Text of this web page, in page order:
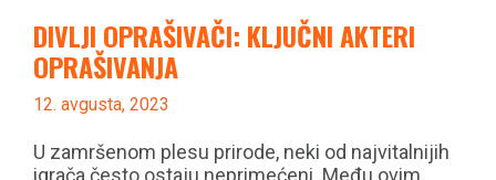
DIVLJI OPRAŠIVAČI: KLJUČNI AKTERI
OPRAŠIVANJA
12. avgusta, 2023
U zamršenom plesu prirode, neki od najvitalnijih